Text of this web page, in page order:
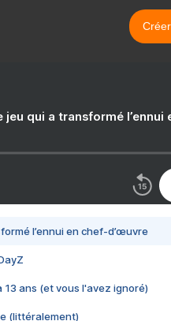
jeu qui a transformé l’ennui
l’ennui en chef-d’œuvre
13 ans (et vous l'avez ignoré)
(littéralement)